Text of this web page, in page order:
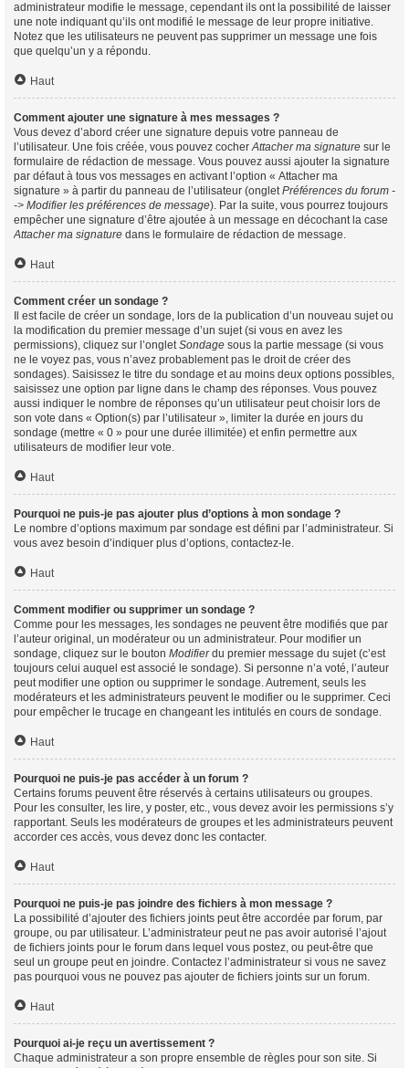
administrateur modifie le message, cependant ils ont la possibilité de laisser
une note indiquant qu’ils ont modifié le message de leur propre initiative.
Notez que les utilisateurs ne peuvent pas supprimer un message une fois
que quelqu’un y a répondu.
Haut
Comment ajouter une signature à mes messages ?
Vous devez d’abord créer une signature depuis votre panneau de
l’utilisateur. Une fois créée, vous pouvez cocherAttacher ma signature sur le
formulaire de rédaction de message. Vous pouvez aussi ajouter la signature
par défaut à tous vos messages en activant l’option « Attacher ma
signature » à partir du panneau de l’utilisateur (ongletPréférences du forum -
-> Modifier les préférences de message). Par la suite, vous pourrez toujours
empêcher une signature d’être ajoutée à un message en décochant la case
Attacher ma signature dans le formulaire de rédaction de message.
Haut
Comment créer un sondage ?
Il est facile de créer un sondage, lors de la publication d’un nouveau sujet ou
la modification du premier message d’un sujet (si vous en avez les
permissions), cliquez sur l’ongletSondage sous la partie message (si vous
ne le voyez pas, vous n’avez probablement pas le droit de créer des
sondages). Saisissez le titre du sondage et au moins deux options possibles,
saisissez une option par ligne dans le champ des réponses. Vous pouvez
aussi indiquer le nombre de réponses qu’un utilisateur peut choisir lors de
son vote dans « Option(s) par l’utilisateur », limiter la durée en jours du
sondage (mettre « 0 » pour une durée illimitée) et enfin permettre aux
utilisateurs de modifier leur vote.
Haut
Pourquoi ne puis-je pas ajouter plus d’options à mon sondage ?
Le nombre d’options maximum par sondage est défini par l’administrateur. Si
vous avez besoin d’indiquer plus d’options, contactez-le.
Haut
Comment modifier ou supprimer un sondage ?
Comme pour les messages, les sondages ne peuvent être modifiés que par
l’auteur original, un modérateur ou un administrateur. Pour modifier un
sondage, cliquez sur le bouton Modifierdu premier message du sujet (c’est
toujours celui auquel est associé le sondage). Si personne n’a voté, l’auteur
peut modifier une option ou supprimer le sondage. Autrement, seuls les
modérateurs et les administrateurs peuvent le modifier ou le supprimer. Ceci
pour empêcher le trucage en changeant les intitulés en cours de sondage.
Haut
Pourquoi ne puis-je pas accéder à un forum ?
Certains forums peuvent être réservés à certains utilisateurs ou groupes.
Pour les consulter, les lire, y poster, etc., vous devez avoir les permissions s’y
rapportant. Seuls les modérateurs de groupes et les administrateurs peuvent
accorder ces accès, vous devez donc les contacter.
Haut
Pourquoi ne puis-je pas joindre des fichiers à mon message ?
La possibilité d’ajouter des fichiers joints peut être accordée par forum, par
groupe, ou par utilisateur. L’administrateur peut ne pas avoir autorisé l’ajout
de fichiers joints pour le forum dans lequel vous postez, ou peut-être que
seul un groupe peut en joindre. Contactez l’administrateur si vous ne savez
pas pourquoi vous ne pouvez pas ajouter de fichiers joints sur un forum.
Haut
Pourquoi ai-je reçu un avertissement ?
Chaque administrateur a son propre ensemble de règles pour son site. Si